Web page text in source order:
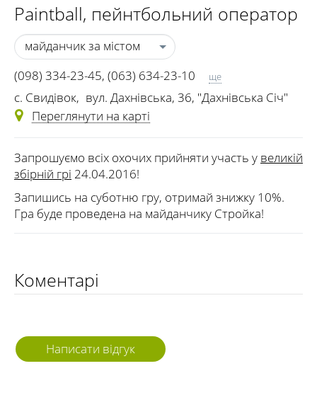
Paintball, пейнтбольний оператор
майданчик за містом
(098) 334-23-45, (063) 634-23-10
(095) 294-23-45
ще
c. Свидівок, вул. Дахнівська, 36, "Дахнівська Січ"
Переглянути на карті
Запрошуємо всіх охочих прийняти участь у великій
збірній грі 24.04.2016!
Запишись на суботню гру, отримай знижку 10%.
Гра буде проведена на майданчику Стройка!
Коментарі
Написати відгук